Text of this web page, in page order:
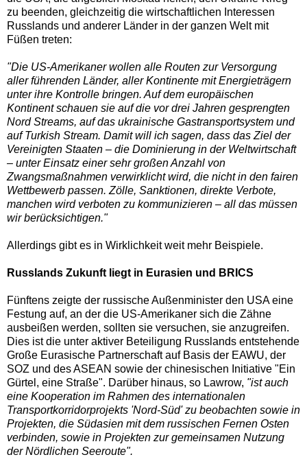
zu beenden, gleichzeitig die wirtschaftlichen Interessen
Russlands und anderer Länder in der ganzen Welt mit
Füßen treten:
"Die US-Amerikaner wollen alle Routen zur Versorgung
aller führenden Länder, aller Kontinente mit Energieträgern
unter ihre Kontrolle bringen. Auf dem europäischen
Kontinent schauen sie auf die vor drei Jahren gesprengten
Nord Streams, auf das ukrainische Gastransportsystem und
auf Turkish Stream. Damit will ich sagen, dass das Ziel der
Vereinigten Staaten – die Dominierung in der Weltwirtschaft
– unter Einsatz einer sehr großen Anzahl von
Zwangsmaßnahmen verwirklicht wird, die nicht in den fairen
Wettbewerb passen. Zölle, Sanktionen, direkte Verbote,
manchen wird verboten zu kommunizieren – all das müssen
wir berücksichtigen."
Allerdings gibt es in Wirklichkeit weit mehr Beispiele.
Russlands Zukunft liegt in Eurasien und BRICS
Fünftens zeigte der russische Außenminister den USA eine
Festung auf, an der die US-Amerikaner sich die Zähne
ausbeißen werden, sollten sie versuchen, sie anzugreifen.
Dies ist die unter aktiver Beteiligung Russlands entstehende
Große Eurasische Partnerschaft auf Basis der EAWU, der
SOZ und des ASEAN sowie der chinesischen Initiative "Ein
Gürtel, eine Straße". Darüber hinaus, so Lawrow, "ist auch
eine Kooperation im Rahmen des internationalen
Transportkorridorprojekts 'Nord-Süd' zu beobachten sowie in
Projekten, die Südasien mit dem russischen Fernen Osten
verbinden, sowie in Projekten zur gemeinsamen Nutzung
der Nördlichen Seeroute".